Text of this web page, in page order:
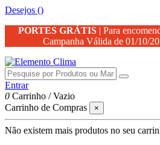
Desejos ()
PORTES GRÁTIS| Para
Campanha Válida de 01/10/
Entrar
0 Carrinho /Vazio
Carrinho de Compras
×
Não existem mais produtos no seu